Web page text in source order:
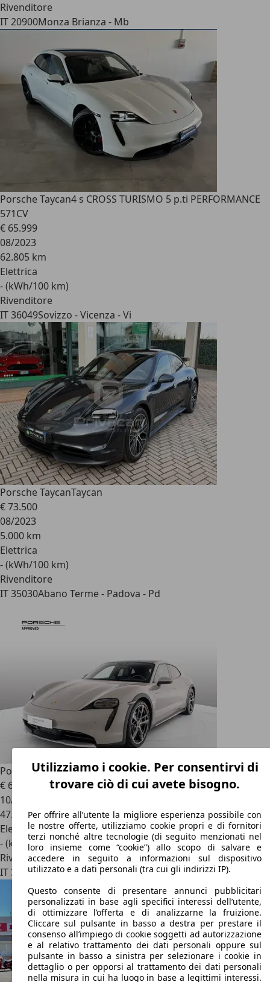
Rivenditore
IT 20900Monza Brianza - Mb
Porsche Taycan4 s CROSS TURISMO 5 p.ti PERFORMANCE
571CV
€ 65.999
08/2023
62.805 km
Elettrica
- (kWh/100 km)
Rivenditore
IT 36049Sovizzo - Vicenza - Vi
Porsche TaycanTaycan
€ 73.500
08/2023
5.000 km
Elettrica
- (kWh/100 km)
Rivenditore
IT 35030Abano Terme - Padova - Pd
Porsche Taycancross turismo 4 5p.ti
€ 64.900
10/2021
47.500 km
Elettrica
- (kWh/100 km)
Rivenditore
IT 38123Trento - Tn
Utilizziamo i cookie. Per consentirvi di
trovare ciò di cui avete bisogno.
Per offrire all’utente la migliore esperienza possibile con
le nostre offerte, utilizziamo cookie propri e di fornitori
terzi nonché altre tecnologie (di seguito menzionati nel
loro insieme come “cookie”) allo scopo di salvare e
accedere in seguito a informazioni sul dispositivo
utilizzato e a dati personali (tra cui gli indirizzi IP).
Questo consente di presentare annunci pubblicitari
personalizzati in base agli specifici interessi dell’utente,
di ottimizzare l’offerta e di analizzarne la fruizione.
Cliccare sul pulsante in basso a destra per prestare il
consenso all’impiego di cookie soggetti ad autorizzazione
e al relativo trattamento dei dati personali oppure sul
pulsante in basso a sinistra per selezionare i cookie in
dettaglio o per opporsi al trattamento dei dati personali
nella misura in cui ha luogo in base a legittimi interessi.